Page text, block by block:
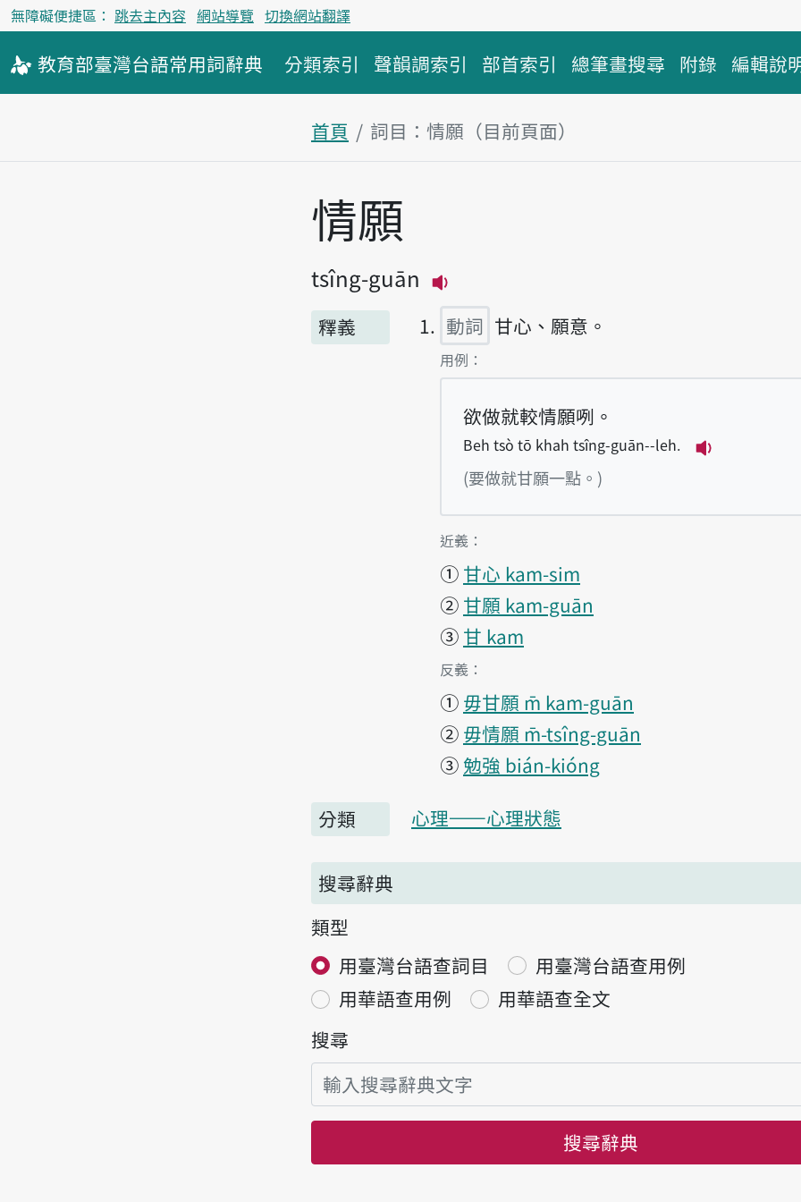
無障礙便捷區： 跳去主內容 網站導覽 切換網站翻譯
教育部臺灣台語常用詞辭典 分類索引 聲韻調索引 部首索引 總筆畫搜尋 附錄 編輯說
首頁 詞目：情願（目前頁面）
主內容區塊
情願
tsîng-guān
釋義
動詞 甘心、願意。
第1項釋義的
用例：
欲做就較情願咧。
Beh tsò tō khah tsîng-guān--leh.
(要做就甘願一點。)
第1項釋義的
近義：
① 甘心 kam-sim
② 甘願 kam-guān
③ 甘 kam
第1項釋義的
反義：
① 毋甘願 m̄ kam-guān
② 毋情願 m̄-tsîng-guān
③ 勉強 bián-kióng
分類 心理——心理狀態
搜尋辭典
類型
用臺灣台語查詞目
用臺灣台語查用例
用華語查用例
用華語查全文
搜尋
搜尋辭典